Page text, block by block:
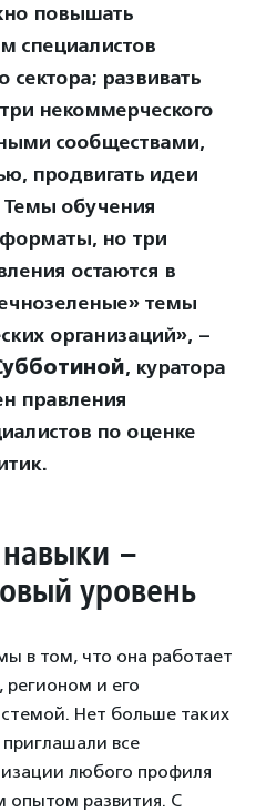
повышать
специалистов
сектора; развивать
некоммерческого
сообществами,
продвигать идеи
обучения
но три
остаются в
темы
организаций», –
, куратора
правления
по оценке
–
уровень
в том, что она работает
регионом и его
Нет больше таких
все
любого профиля
опытом развития. С